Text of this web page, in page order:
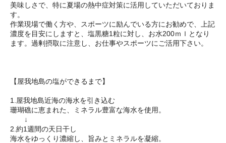
美味しさで、特に夏場の熱中症対策に活用していただいておりま
す。
作業現場で働く方や、スポーツに励んでいる方にお勧めで、上記
濃度を目安にしますと、塩黒糖1粒に対し、お水200ｍｌとなり
ます。過剰摂取に注意し、お仕事やスポーツにご活用下さい。
【屋我地島の塩ができるまで】
1.屋我地島近海の海水を引き込む
珊瑚礁に恵まれた、ミネラル豊富な海水を使用。
↓
2.約1週間の天日干し
海水をゆっくり濃縮し、旨みとミネラルを凝縮。